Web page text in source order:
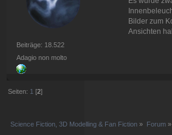
Beiträge: 18.522
Adagio non molto
Bilder zum
Ansichten
Seiten: 1 [2]
Science Fiction, 3D Modelling & Fan Fiction » Forum»